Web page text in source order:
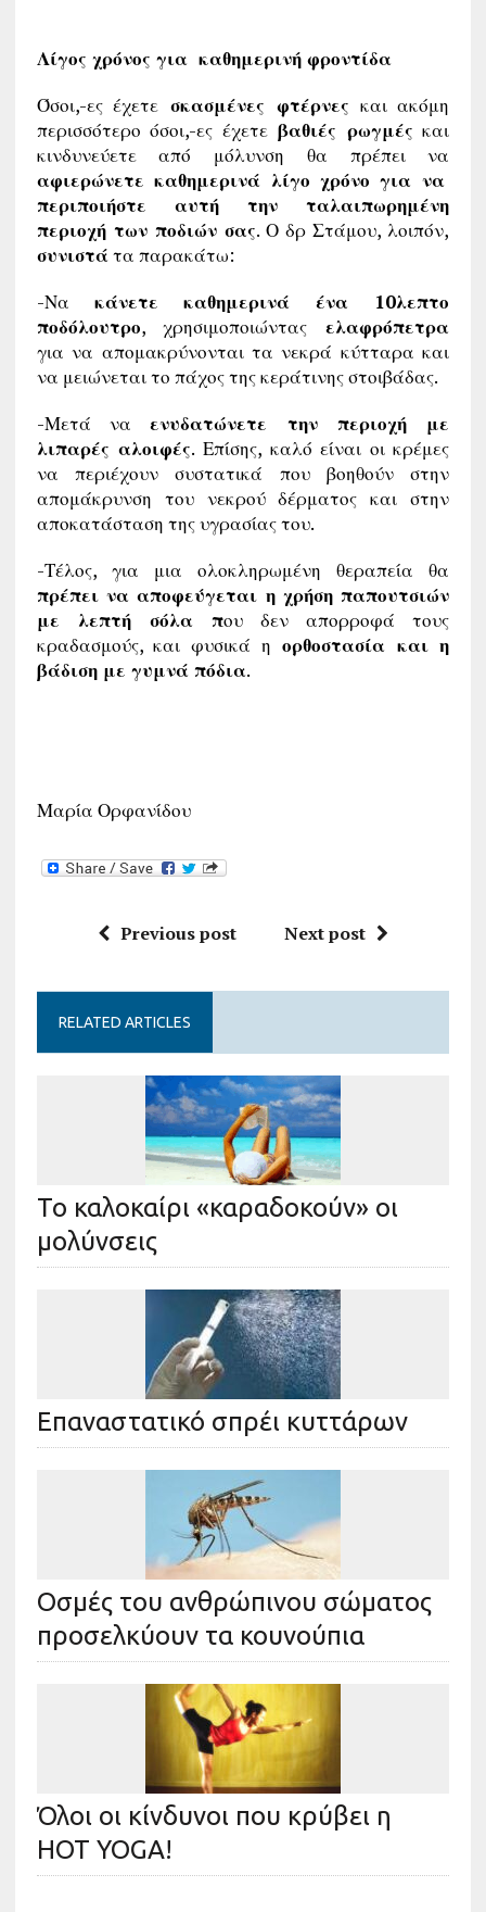
Λίγος χρόνος για καθημερινή φροντίδα
Όσοι,-ες έχετε σκασμένες φτέρνες και ακόμη
περισσότερο όσοι,-ες έχετε βαθιές ρωγμές και
κινδυνεύετε από μόλυνση θα πρέπει να
αφιερώνετε καθημερινά λίγο χρόνο για να
περιποιήστε αυτή την ταλαιπωρημένη
περιοχή των ποδιών σας. Ο δρ Στάμου, λοιπόν,
συνιστάτα παρακάτω:
-Να κάνετε καθημερινά ένα 10λεπτο
ποδόλουτρο, χρησιμοποιώνταςελαφρόπετρα
για να απομακρύνονται τα νεκρά κύτταρα και
να μειώνεται το πάχος της κεράτινης στοιβάδας.
-Μετά ναενυδατώνετε την περιοχή με
λιπαρές αλοιφές. Επίσης, καλό είναι οι κρέμες
να περιέχουν συστατικά που βοηθούν στην
απομάκρυνση του νεκρού δέρματος και στην
αποκατάσταση της υγρασίας του.
-Τέλος, για μια ολοκληρωμένη θεραπεία θα
πρέπει να αποφεύγεται η χρήση παπουτσιών
με λεπτή σόλα που δεν απορροφά τους
κραδασμούς, και φυσικά η ορθοστασία και η
βάδιση με γυμνά πόδια.
Μαρία Ορφανίδου
Previous post Next post
RELATED ARTICLES
Το καλοκαίρι «καραδοκούν» οι
μολύνσεις
Επαναστατικό σπρέι κυττάρων
Οσμές του ανθρώπινου σώματος
προσελκύουν τα κουνούπια
Όλοι οι κίνδυνοι που κρύβει η
HOT YOGA!